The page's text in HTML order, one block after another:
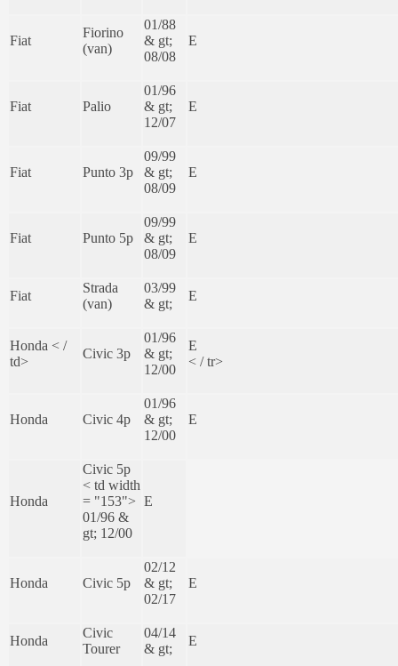
Fiat
Fiorino
(van)
01/88
& gt;
08/08
E
Fiat Palio
01/96
& gt;
12/07
E
Fiat Punto 3p
09/99
& gt;
08/09
E
Fiat Punto 5p
09/99
& gt;
08/09
E
Fiat
Strada
(van)
03/99
& gt;
E
Honda < /
td>
Civic 3p
01/96
& gt;
12/00
E
< / tr>
Honda Civic 4p
01/96
& gt;
12/00
E
Honda
Civic 5p
< td width
= "153">
01/96 &
gt; 12/00
E
Honda Civic 5p
02/12
& gt;
02/17
E
Honda
Civic
Tourer
04/14
& gt;
E